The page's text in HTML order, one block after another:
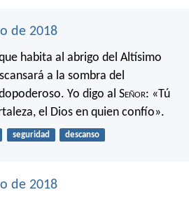
de 2018
habita al abrigo del Altísimo
a la sombra del
Yo digo al Señor: «Tú
el Dios en quien confío».
seguridad descanso
de 2018